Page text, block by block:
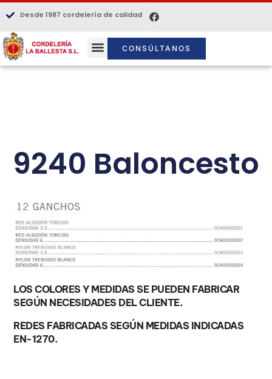
Desde 1987 cordelería de calidad
CONSÚLTANOS
9240 Baloncesto
LOS COLORES Y MEDIDAS SE PUEDEN FABRICAR
SEGÚN NECESIDADES DEL CLIENTE.
REDES FABRICADAS SEGÚN MEDIDAS INDICADAS
EN-1270.